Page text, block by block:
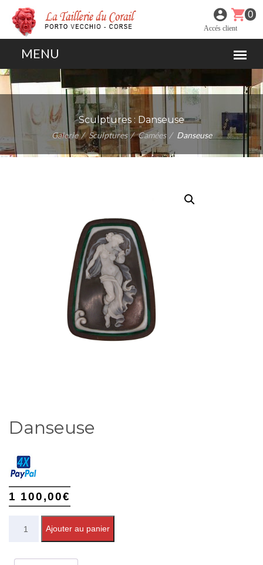
0
Accés client
Sculptures : Danseuse
Galerie Sculptures Camées Danseuse
Danseuse
1 100,00€
Ajouter au panier